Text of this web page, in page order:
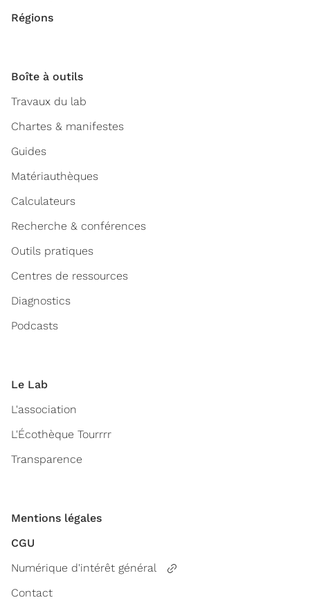
Régions
Boîte à outils
Travaux du lab
Chartes & manifestes
Guides
Matériauthèques
Calculateurs
Recherche & conférences
Outils pratiques
Centres de ressources
Diagnostics
Podcasts
Le Lab
L'association
L'Écothèque Tourrrr
Transparence
Mentions légales
CGU
Numérique d'intérêt général
Contact